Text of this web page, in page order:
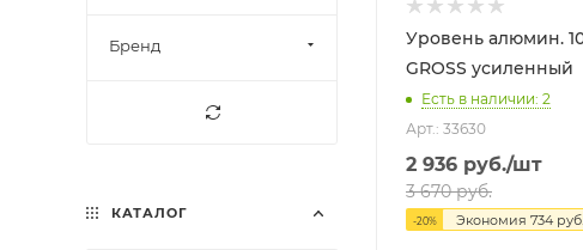
Уровень алюмин.
GROSS усиленный
Есть в наличии: 2
Арт.: 33630
2 936 руб./шт
3 670руб.
-20% Экономия 734 руб.
Бренд
КАТАЛОГ